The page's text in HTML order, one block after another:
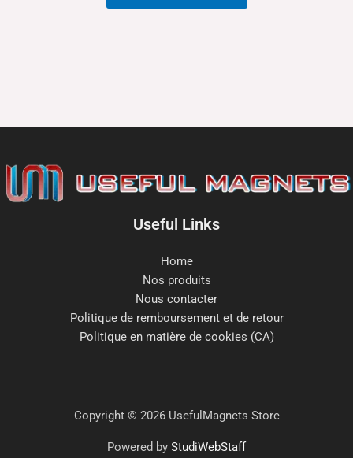
Useful Links
Home
Nos produits
Nous contacter
Politique de remboursement et de retour
Politique en matière de cookies (CA)
Copyright © 2026 UsefulMagnets Store
Powered by StudiWebStaff